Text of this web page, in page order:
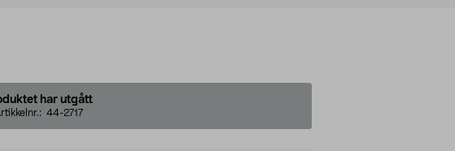
har utgått
44-2717